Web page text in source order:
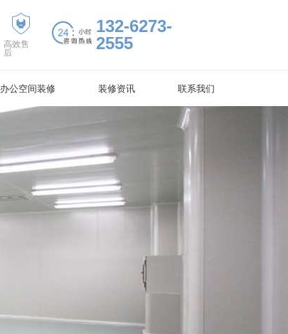
高效售
后
132-6273-
2555
办公空间装修 装修资讯 联系我们